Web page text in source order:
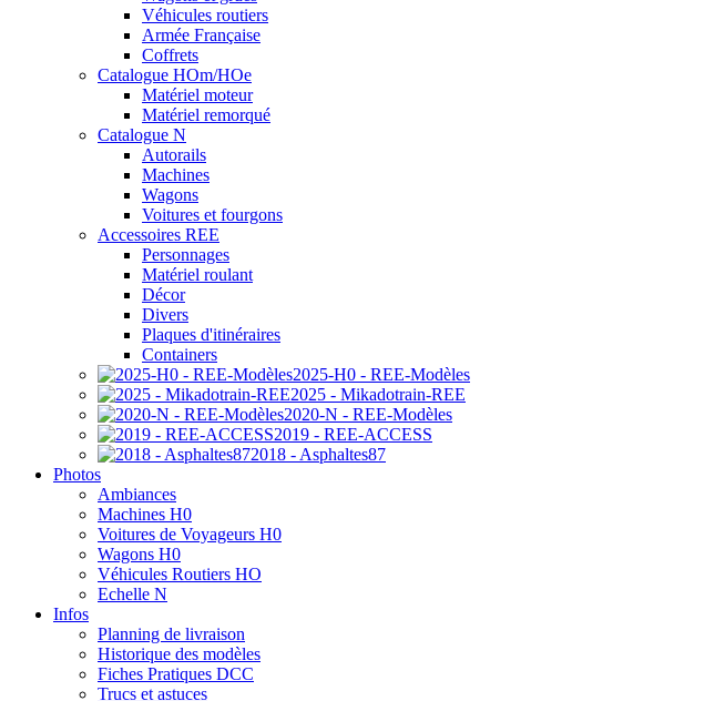
Véhicules routiers
Armée Française
Coffrets
Catalogue HOm/HOe
Matériel moteur
Matériel remorqué
Catalogue N
Autorails
Machines
Wagons
Voitures et fourgons
Accessoires REE
Personnages
Matériel roulant
Décor
Divers
Plaques d'itinéraires
Containers
2025-H0 - REE-Modèles
2025 - Mikadotrain-REE
2020-N - REE-Modèles
2019 - REE-ACCESS
2018 - Asphaltes87
Photos
Ambiances
Machines H0
Voitures de Voyageurs H0
Wagons H0
Véhicules Routiers HO
Echelle N
Infos
Planning de livraison
Historique des modèles
Fiches Pratiques DCC
Trucs et astuces